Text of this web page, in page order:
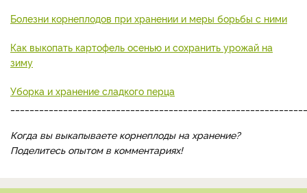
Болезни корнеплодов при хранении и меры борьбы с ними
Как выкопать картофель осенью и сохранить урожай на
зиму
Уборка и хранение сладкого перца
Когда вы выкапываете корнеплоды на хранение?
Поделитесь опытом в комментариях!